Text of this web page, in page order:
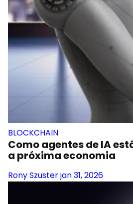
BLOCKCHAIN
Como agentes de IA
a próxima economia
Rony Szusterjan 31, 2026